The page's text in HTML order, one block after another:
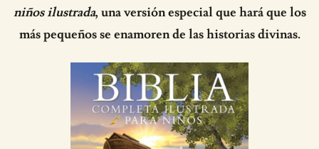
niños ilustrada, una versión especial que hará que los
más pequeños se enamoren de las historias divinas.